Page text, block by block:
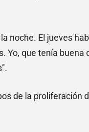
noche. El jueves
Yo, que tenía buena
de la proliferación